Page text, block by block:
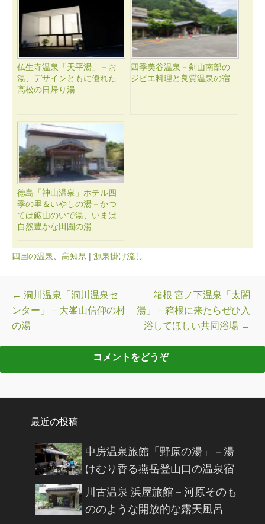
仏生寺温泉「天平湯」－お
湯、デザインともに優れた
高松の日帰り湯
四季美谷温泉－剣山南部の
ジビエ料理と良質温泉の宿
徳島「神山温泉」ホテル四
季の里＆いやしの湯－かつ
ては鉱山のいで湯、いまは
自然豊かな田園の湯
四国の温泉 高知県 | 源泉掛け流し
投稿ナビゲーション
← 洞川温泉「洞川温泉セ
ンター」－大峯山信仰の村
の湯
箱根 宮ノ下温泉「太閤
湯」－箱根に来たらぜひ入
浴してほしい共同浴場 →
最近の投稿
中房温泉旅館「野原の湯」－湯
けむり香る燕岳登山口の温泉宿
川古温泉 浜屋旅館－河原そのも
ののような開放的な露天風呂